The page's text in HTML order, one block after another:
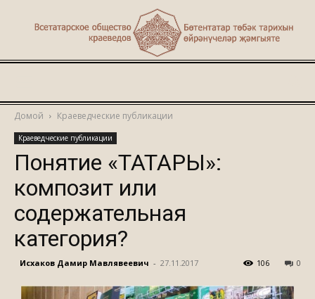
җир
Домой Краеведческие публикации
Краеведческие публикации
Понятие «ТАТАРЫ»:
композит или
содержательная
категория?
Исхаков Дамир Мавлявеевич - 27.11.2017 0
106